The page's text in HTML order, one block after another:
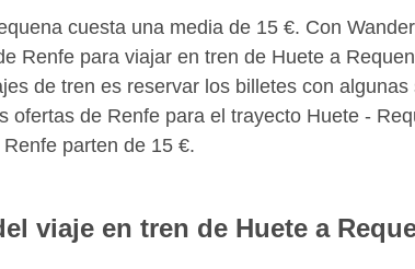
cuesta una media de 15 €. Con
Renfe para viajar en tren de Huete a
de tren es reservar los billetes con algunas
ofertas de Renfe para el trayecto Huete -
parten de 15 €.
viaje en tren de Huete a